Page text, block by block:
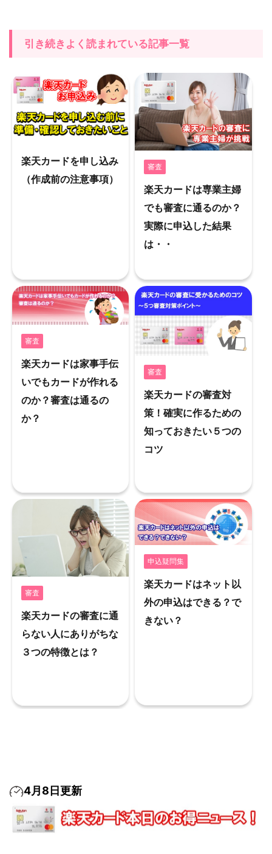
引き続きよく読まれている記事一覧
楽天カードを申し込み
（作成前の注意事項）
審査
楽天カードは専業主婦
でも審査に通るのか？
実際に申込した結果
は・・
審査
楽天カードは家事手伝
いでもカードが作れる
のか？審査は通るの
か？
審査
楽天カードの審査対
策！確実に作るための
知っておきたい５つの
コツ
審査
楽天カードの審査に通
らない人にありがちな
３つの特徴とは？
申込疑問集
楽天カードはネット以
外の申込はできる？で
きない？
4月8日更新